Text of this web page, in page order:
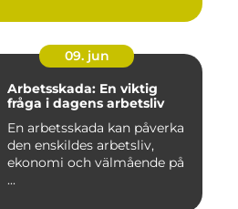
09. jun
Arbetsskada: En viktig
fråga i dagens arbetsliv
En arbetsskada kan påverka
den enskildes arbetsliv,
ekonomi och välmående på
...